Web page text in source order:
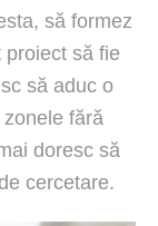
să formez
să fie
să aduc o
fără
doresc să
cercetare.